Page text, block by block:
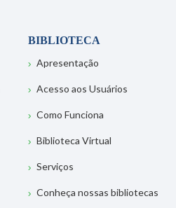
BIBLIOTECA
Apresentação
Acesso aos Usuários
Como Funciona
Biblioteca Virtual
Serviços
Conheça nossas bibliotecas